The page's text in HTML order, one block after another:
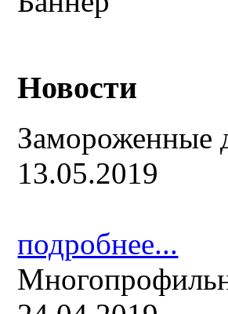
Новости
Замороженные
13.05.2019
подробнее...